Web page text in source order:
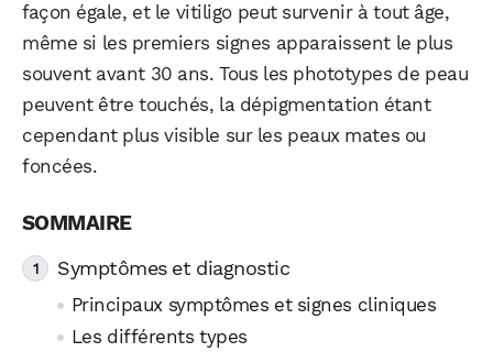
façon égale, et le vitiligo peut survenir à tout âge,
même si les premiers signes apparaissent le plus
souvent avant 30 ans. Tous les phototypes de peau
peuvent être touchés, la dépigmentation étant
cependant plus visible sur les peaux mates ou
foncées.
Symptômes et diagnostic
Principaux symptômes et signes cliniques
Les différents types